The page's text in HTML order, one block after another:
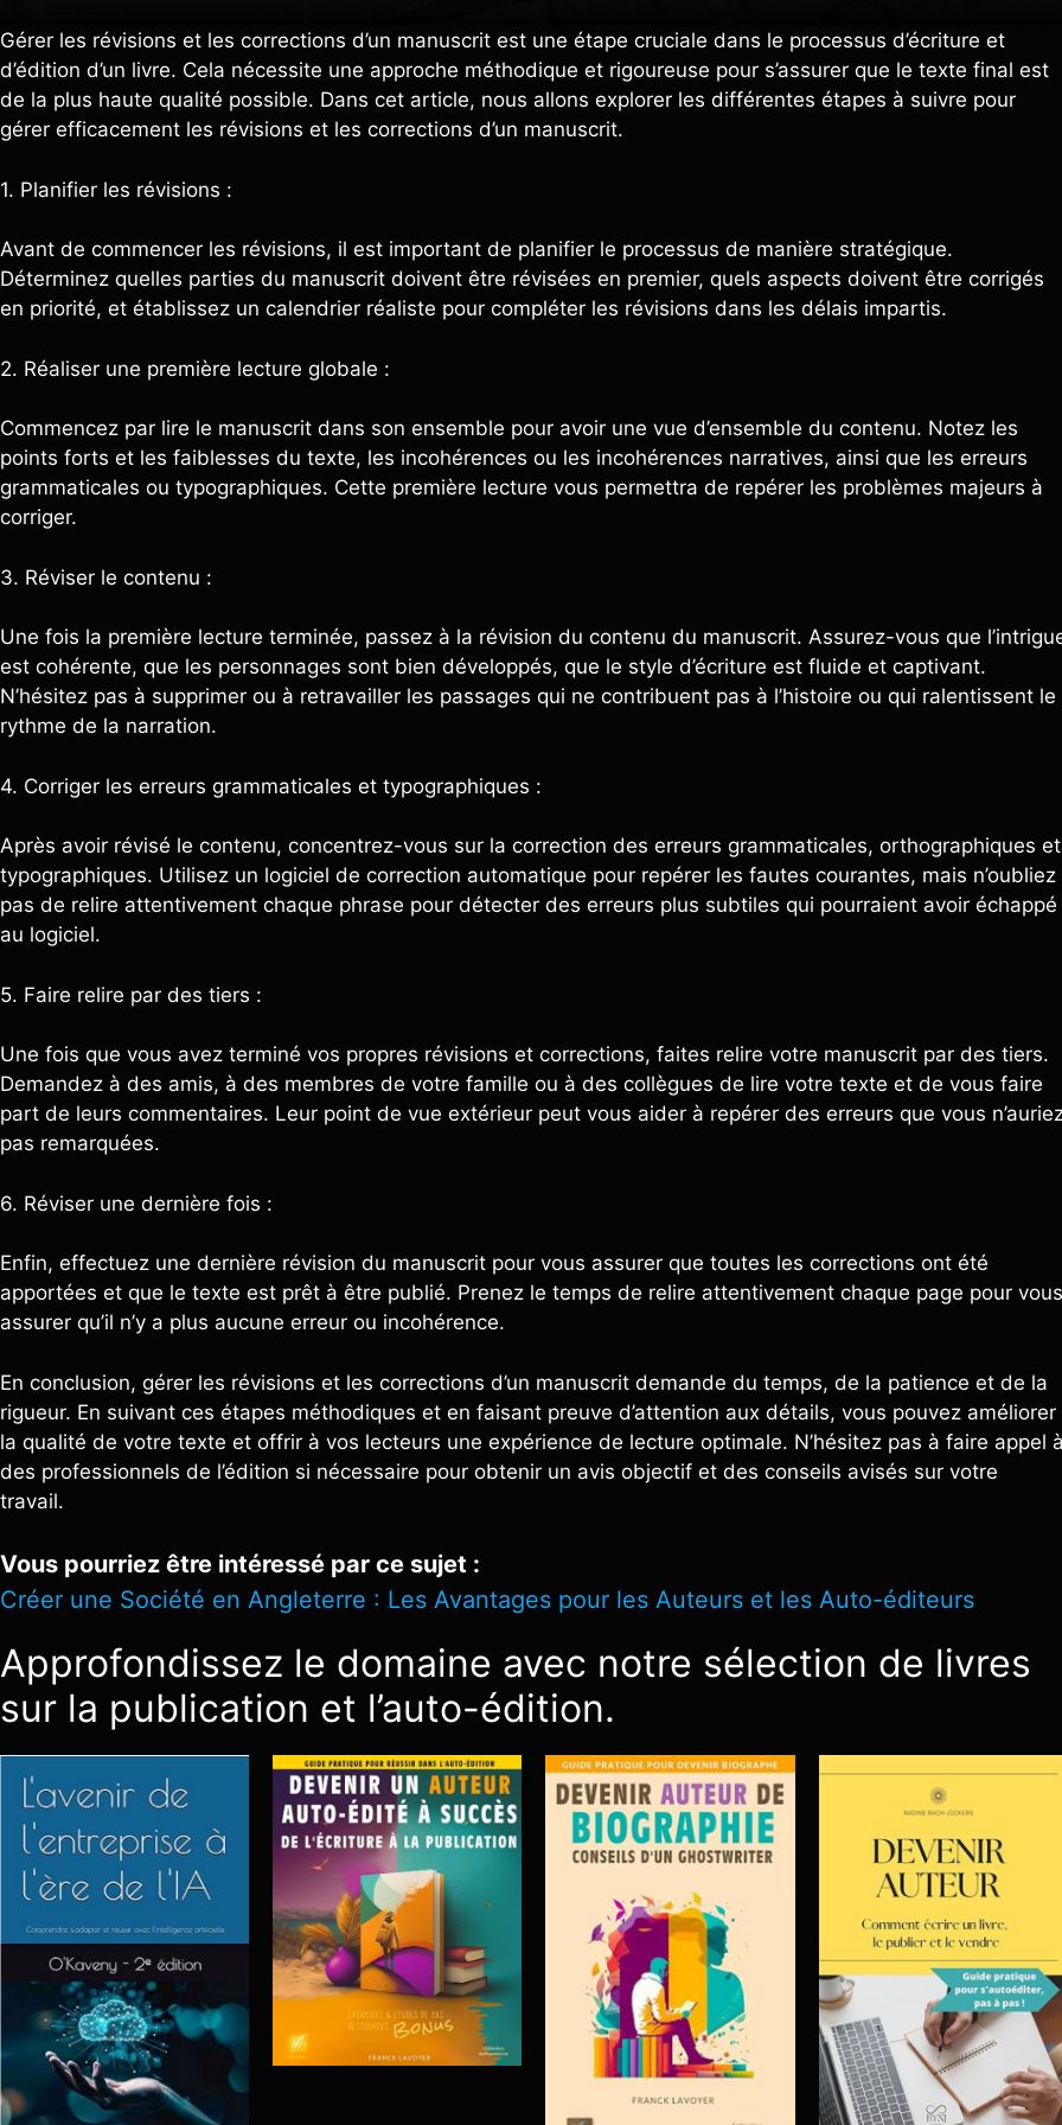
Gérer les révisions et les corrections d’un manuscrit est une étape cruciale dans le processus d’écriture et
d’édition d’un livre. Cela nécessite une approche méthodique et rigoureuse pour s’assurer que le texte final est
de la plus haute qualité possible. Dans cet article, nous allons explorer les différentes étapes à suivre pour
gérer efficacement les révisions et les corrections d’un manuscrit.
1. Planifier les révisions :
Avant de commencer les révisions, il est important de planifier le processus de manière stratégique.
Déterminez quelles parties du manuscrit doivent être révisées en premier, quels aspects doivent être corrigés
en priorité, et établissez un calendrier réaliste pour compléter les révisions dans les délais impartis.
2. Réaliser une première lecture globale :
Commencez par lire le manuscrit dans son ensemble pour avoir une vue d’ensemble du contenu. Notez les
points forts et les faiblesses du texte, les incohérences ou les incohérences narratives, ainsi que les erreurs
grammaticales ou typographiques. Cette première lecture vous permettra de repérer les problèmes majeurs à
corriger.
3. Réviser le contenu :
Une fois la première lecture terminée, passez à la révision du contenu du manuscrit. Assurez-vous que
est cohérente, que les personnages sont bien développés, que le style d’écriture est fluide et captivant.
N’hésitez pas à supprimer ou à retravailler les passages qui ne contribuent pas à l’histoire ou qui ralentissent le
rythme de la narration.
4. Corriger les erreurs grammaticales et typographiques :
Après avoir révisé le contenu, concentrez-vous sur la correction des erreurs grammaticales, orthographiques et
typographiques. Utilisez un logiciel de correction automatique pour repérer les fautes courantes, mais n’oubliez
pas de relire attentivement chaque phrase pour détecter des erreurs plus subtiles qui pourraient avoir échappé
au logiciel.
5. Faire relire par des tiers :
Une fois que vous avez terminé vos propres révisions et corrections, faites relire votre manuscrit par des tiers.
Demandez à des amis, à des membres de votre famille ou à des collègues de lire votre texte et de vous faire
part de leurs commentaires. Leur point de vue extérieur peut vous aider à repérer des erreurs que vous
pas remarquées.
6. Réviser une dernière fois :
Enfin, effectuez une dernière révision du manuscrit pour vous assurer que toutes les corrections ont été
apportées et que le texte est prêt à être publié. Prenez le temps de relire attentivement chaque page pour vous
assurer qu’il n’y a plus aucune erreur ou incohérence.
En conclusion, gérer les révisions et les corrections d’un manuscrit demande du temps, de la patience et de la
rigueur. En suivant ces étapes méthodiques et en faisant preuve d’attention aux détails, vous pouvez améliorer
la qualité de votre texte et offrir à vos lecteurs une expérience de lecture optimale. N’hésitez pas à faire appel
des professionnels de l’édition si nécessaire pour obtenir un avis objectif et des conseils avisés sur votre
travail.
Vous pourriez être intéressé par ce sujet :
Créer une Société en Angleterre : Les Avantages pour les Auteurs et les Auto-éditeurs
Approfondissez le domaine avec notre sélection de livres
sur la publication et l’auto-édition.